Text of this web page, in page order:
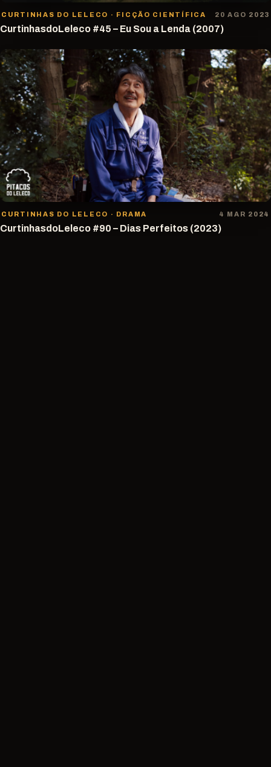
CURTINHAS DO LELECO · FICÇÃO CIENTÍFICA 20 AGO 2023
CurtinhasdoLeleco #45 – Eu Sou a Lenda (2007)
CURTINHAS DO LELECO · DRAMA 4 MAR 2024
CurtinhasdoLeleco #90 – Dias Perfeitos (2023)